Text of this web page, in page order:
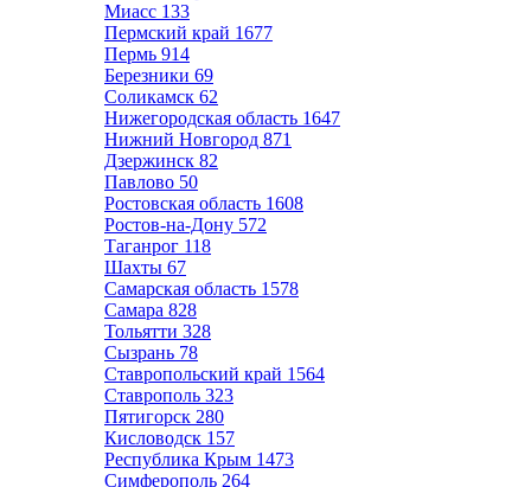
Миасс 133
Пермский край 1677
Пермь 914
Березники 69
Соликамск 62
Нижегородская область 1647
Нижний Новгород 871
Дзержинск 82
Павлово 50
Ростовская область 1608
Ростов-на-Дону 572
Таганрог 118
Шахты 67
Самарская область 1578
Самара 828
Тольятти 328
Сызрань 78
Ставропольский край 1564
Ставрополь 323
Пятигорск 280
Кисловодск 157
Республика Крым 1473
Симферополь 264